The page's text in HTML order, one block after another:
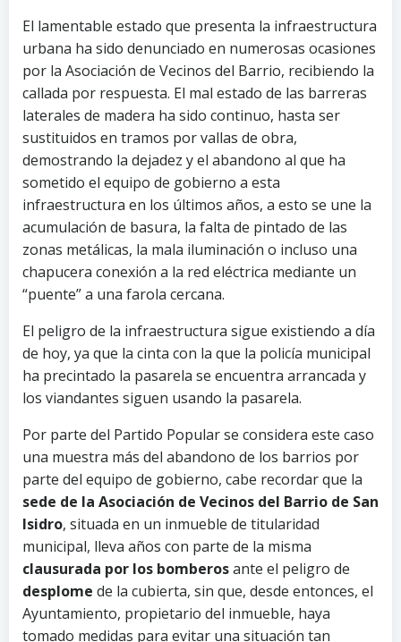
El lamentable estado que presenta la infraestructura
urbana ha sido denunciado en numerosas ocasiones
por la Asociación de Vecinos del Barrio, recibiendo la
callada por respuesta. El mal estado de las barreras
laterales de madera ha sido continuo, hasta ser
sustituidos en tramos por vallas de obra,
demostrando la dejadez y el abandono al que ha
sometido el equipo de gobierno a esta
infraestructura en los últimos años, a esto se une la
acumulación de basura, la falta de pintado de las
zonas metálicas, la mala iluminación o incluso una
chapucera conexión a la red eléctrica mediante un
“puente” a una farola cercana.
El peligro de la infraestructura sigue existiendo a día
de hoy, ya que la cinta con la que la policía municipal
ha precintado la pasarela se encuentra arrancada y
los viandantes siguen usando la pasarela.
Por parte del Partido Popular se considera este caso
una muestra más del abandono de los barrios por
parte del equipo de gobierno, cabe recordar que la
sede de la Asociación de Vecinos del Barrio de San
Isidro, situada en un inmueble de titularidad
municipal, lleva años con parte de la misma
clausurada por los bomberosante el peligro de
desplome de la cubierta, sin que, desde entonces, el
Ayuntamiento, propietario del inmueble, haya
tomado medidas para evitar una situación tan